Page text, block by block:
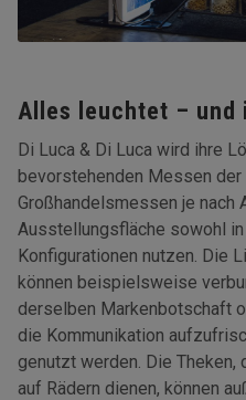
Alles leuchtet – und
Di Luca & Di Luca wird ihre
bevorstehenden Messen
Großhandelsmessen je nach
Ausstellungsfläche sowohl
Konfigurationen nutzen. Die
können beispielsweise
derselben Markenbotschaft
die Kommunikation
genutzt werden. Die
auf Rädern dienen, können